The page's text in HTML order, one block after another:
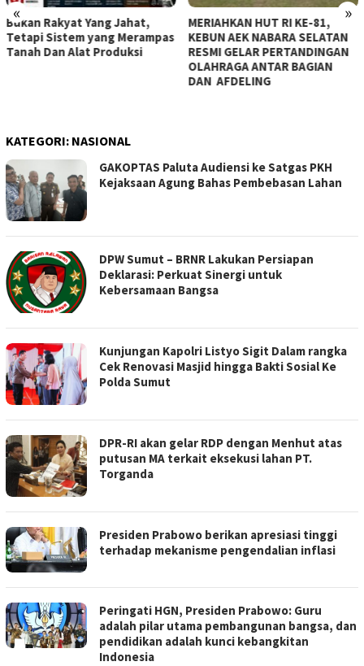
« »
Bukan Rakyat Yang Jahat,
Tetapi Sistem yang Merampas
Tanah Dan Alat Produksi
MERIAHKAN HUT RI KE-81,
KEBUN AEK NABARA SELATAN
RESMI GELAR PERTANDINGAN
OLAHRAGA ANTAR BAGIAN
DAN AFDELING
KATEGORI: NASIONAL
GAKOPTAS Paluta Audiensi ke Satgas PKH
Kejaksaan Agung Bahas Pembebasan Lahan
DPW Sumut – BRNR Lakukan Persiapan
Deklarasi: Perkuat Sinergi untuk
Kebersamaan Bangsa
Kunjungan Kapolri Listyo Sigit Dalam rangka
Cek Renovasi Masjid hingga Bakti Sosial Ke
Polda Sumut
DPR-RI akan gelar RDP dengan Menhut atas
putusan MA terkait eksekusi lahan PT.
Torganda
Presiden Prabowo berikan apresiasi tinggi
terhadap mekanisme pengendalian inflasi
Peringati HGN, Presiden Prabowo: Guru
adalah pilar utama pembangunan bangsa, dan
pendidikan adalah kunci kebangkitan
Indonesia